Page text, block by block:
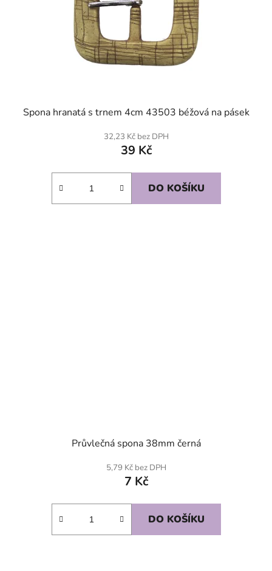
Spona hranatá s trnem 4cm 43503 béžová na pásek
32,23 Kč bez DPH
39 Kč
DO KOŠÍKU
Průvlečná spona 38mm černá
5,79 Kč bez DPH
7 Kč
DO KOŠÍKU